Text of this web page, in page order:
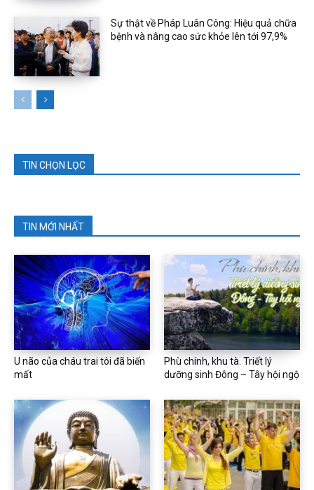
Sự thật về Pháp Luân Công: Hiệu quả chữa
bệnh và nâng cao sức khỏe lên tới 97,9%
TIN CHỌN LỌC
TIN MỚI NHẤT
U não của cháu trai tôi đã biến
mất
Phù chính, khu tà. Triết lý
dưỡng sinh Đông – Tây hội ngộ